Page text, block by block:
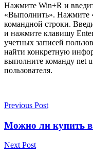
Нажмите Win+R и
«Выполнить». Нажмите
командной строки.
и нажмите клавишу
учетных записей
найти конкретную
выполните команду net
пользователя.
Previous Post
Можно ли купить в
Next Post